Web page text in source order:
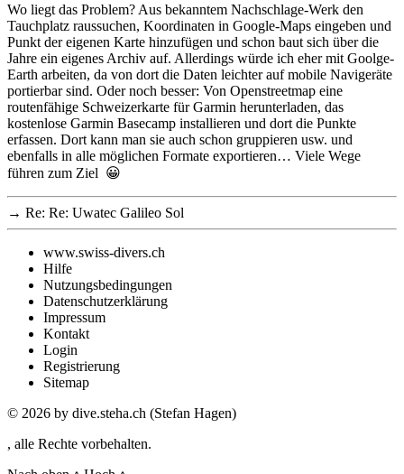
Wo liegt das Problem? Aus bekanntem Nachschlage-Werk den
Tauchplatz raussuchen, Koordinaten in Google-Maps eingeben und
Punkt der eigenen Karte hinzufügen und schon baut sich über die
Jahre ein eigenes Archiv auf. Allerdings würde ich eher mit Goolge-
Earth arbeiten, da von dort die Daten leichter auf mobile Navigeräte
portierbar sind. Oder noch besser: Von Openstreetmap eine
routenfähige Schweizerkarte für Garmin herunterladen, das
kostenlose Garmin Basecamp installieren und dort die Punkte
erfassen. Dort kann man sie auch schon gruppieren usw. und
ebenfalls in alle möglichen Formate exportieren… Viele Wege
führen zum Ziel 😀
→ Re: Re: Uwatec Galileo Sol
www.swiss-divers.ch
Hilfe
Nutzungsbedingungen
Datenschutzerklärung
Impressum
Kontakt
Login
Registrierung
Sitemap
© 2026 by dive.steha.ch (Stefan Hagen)
, alle Rechte vorbehalten.